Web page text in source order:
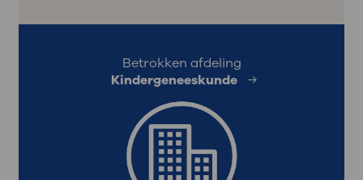
Betrokken afdeling
Kindergeneeskunde